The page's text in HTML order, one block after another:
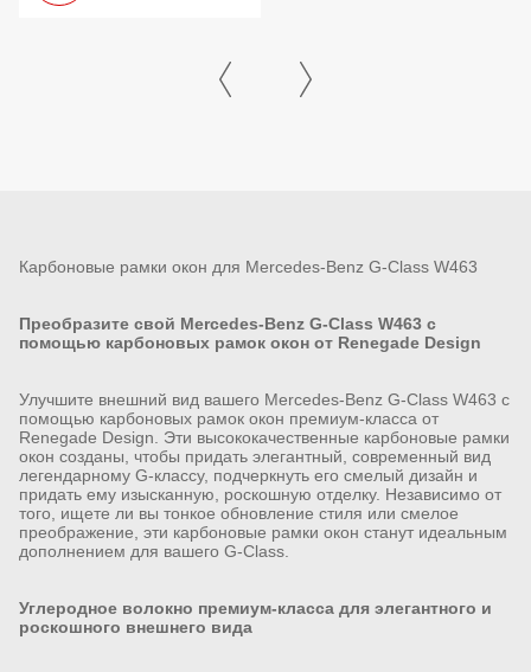
Карбоновые рамки окон для Mercedes-Benz G-Class W463
Преобразите свой Mercedes-Benz G-Class W463 с
помощью карбоновых рамок окон от Renegade Design
Улучшите внешний вид вашего Mercedes-Benz G-Class W463 с
помощью карбоновых рамок окон премиум-класса от
Renegade Design. Эти высококачественные карбоновые рамки
окон созданы, чтобы придать элегантный, современный вид
легендарному G-классу, подчеркнуть его смелый дизайн и
придать ему изысканную, роскошную отделку. Независимо от
того, ищете ли вы тонкое обновление стиля или смелое
преображение, эти карбоновые рамки окон станут идеальным
дополнением для вашего G-Class.
Углеродное волокно премиум-класса для элегантного и
роскошного внешнего вида